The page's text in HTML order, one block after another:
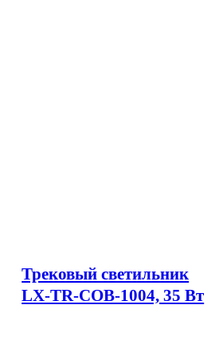
Трековый светильник
LX-TR-COB-1004, 35 Вт